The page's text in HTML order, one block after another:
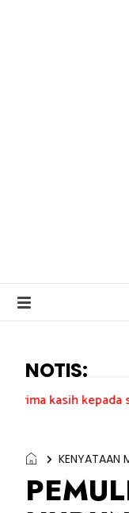
NOTIS:
semua
KENYATAAN